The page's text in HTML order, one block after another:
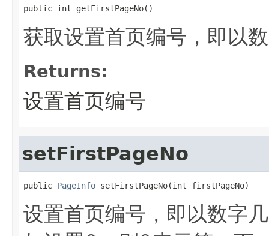
public int getFirstPageNo()
获取设置首页编号，即以
Returns:
设置首页编号
setFirstPageNo
public PageInfo setFirstPageNo(int firstPageNo)
设置首页编号，即以数字